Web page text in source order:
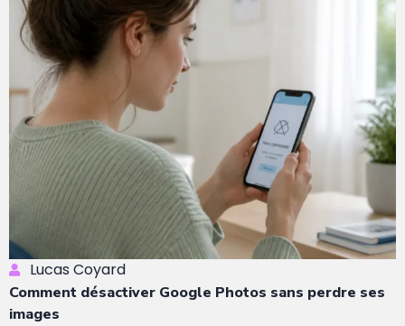
Lucas Coyard
Comment désactiver Google Photos sans perdre ses
images